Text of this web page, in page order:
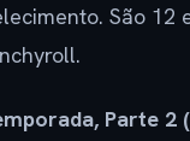
São 12
Parte 2